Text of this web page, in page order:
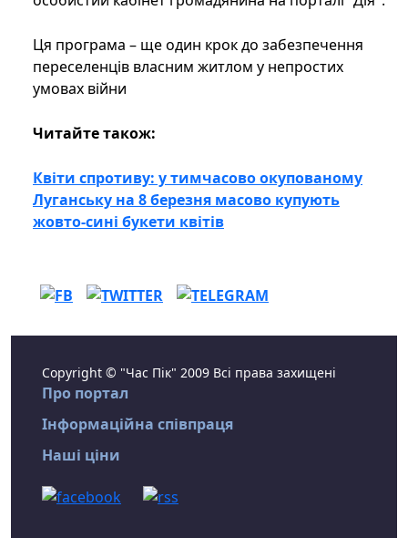
Ця програма – ще один крок до забезпечення
переселенців власним житлом у непростих
умовах війни
Читайте також:
Квіти спротиву: у тимчасово окупованому
Луганську на 8 березня масово купують
жовто-сині букети квітів
Copyright © "Час Пік" 2009 Всі права захищені
Про портал
Інформаційна співпраця
Наші ціни